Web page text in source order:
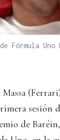
Fórmula Uno
sesión
de